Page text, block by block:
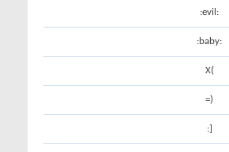
:evil:
:baby:
X(
=)
:]